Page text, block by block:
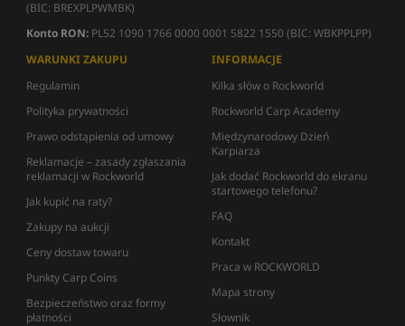
(BIC: BREXPLPWMBK)
Konto RON: PL52 1090 1766 0000 0001 5822 1550 (BIC: WBKPPLPP)
WARUNKI ZAKUPU
Regulamin
Polityka prywatności
Prawo odstąpienia od umowy
Reklamacje – zasady zgłaszania
reklamacji w Rockworld
Jak kupić na raty?
Zakupy na aukcji
Ceny dostaw towaru
Punkty Carp Coins
Bezpieczeństwo oraz formy
płatności
INFORMACJE
Kilka słów o Rockworld
Rockworld Carp Academy
Międzynarodowy Dzień
Karpiarza
Jak dodać Rockworld do ekranu
startowego telefonu?
FAQ
Kontakt
Praca w ROCKWORLD
Mapa strony
Słownik